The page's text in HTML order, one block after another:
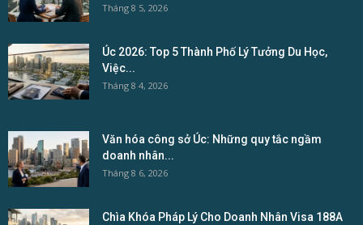
Tháng 8 5, 2026
Úc 2026: Top 5 Thành Phố Lý Tưởng Du Học,
Việc...
Tháng 8 4, 2026
Văn hóa công sở Úc: Những quy tắc ngầm
doanh nhân...
Tháng 8 6, 2026
Chìa Khóa Pháp Lý Cho Doanh Nhân Visa 188A